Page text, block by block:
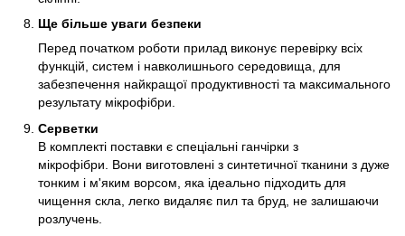
Ще більше уваги безпеки
Перед початком роботи прилад виконує перевірку всіх
функцій, систем і навколишнього середовища, для
забезпечення найкращої продуктивності та максимального
результату мікрофібри.
Серветки
В комплекті поставки є спеціальні ганчірки з
мікрофібри. Вони виготовлені з синтетичної тканини з дуже
тонким і м'яким ворсом, яка ідеально підходить для
чищення скла, легко видаляє пил та бруд, не залишаючи
розлучень.